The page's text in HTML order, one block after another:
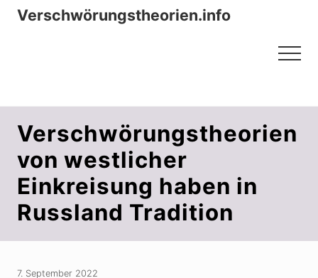
Menu
Zum
ZurVerschwörungstheorien.info
Menu
Verschwörungstheorien
von westlicher
Einkreisung haben in
Russland Tradition
7. September 2022